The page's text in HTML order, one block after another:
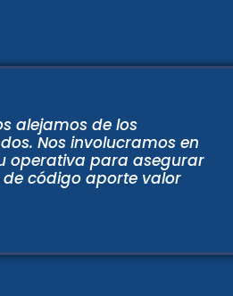
alejamos de los
Nos involucramos en
operativa para asegurar
código aporte valor